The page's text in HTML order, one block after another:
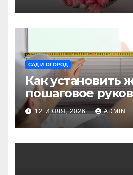
САД И ОГОРОД
Как установить
пошаговое
для начинающих
12 ИЮЛЯ, 2026 ADMIN